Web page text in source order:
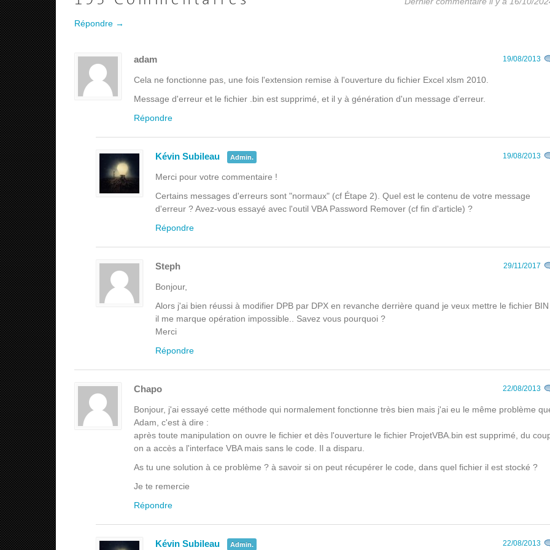
Répondre →
adam 19/08/2013
Cela ne fonctionne pas, une fois l'extension remise à l'ouverture du fichier Excel xlsm 2010.
Message d'erreur et le fichier .bin est supprimé, et il y à génération d'un message d'erreur.
Répondre
Kévin Subileau Admin. 19/08/2013
Merci pour votre commentaire !
Certains messages d'erreurs sont "normaux" (cf Étape 2). Quel est le contenu de votre message
d'erreur ? Avez-vous essayé avec l'outil VBA Password Remover (cf fin d'article) ?
Répondre
Steph 29/11/2017
Bonjour,
Alors j'ai bien réussi à modifier DPB par DPX en revanche derrière quand je veux mettre le fichier BIN
il me marque opération impossible.. Savez vous pourquoi ?
Merci
Répondre
Chapo 22/08/2013
Bonjour, j'ai essayé cette méthode qui normalement fonctionne très bien mais j'ai eu le même problème
Adam, c'est à dire :
après toute manipulation on ouvre le fichier et dès l'ouverture le fichier ProjetVBA.bin est supprimé, du
on a accès a l'interface VBA mais sans le code. Il a disparu.
As tu une solution à ce problème ? à savoir si on peut récupérer le code, dans quel fichier il est stocké ?
Je te remercie
Répondre
Kévin Subileau Admin. 22/08/2013